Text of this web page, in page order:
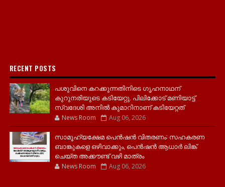
RECENT POSTS
പശുവിനെ കറക്കുന്നതിനിടെ ഗൃഹനാഥന്
കുറുനരിയുടെ കടിയേറ്റു. പിലിക്കോട് മണിയാട്ട്
സ്വദേശി അനിൽ കുമാറിനാണ് കടിയേറ്റത്
News Room Aug 06, 2026
സാമൂ​ഹ്യക്ഷേമ പെൻഷൻ വിതരണം: സഹകരണ
ബാങ്കുകളെ ഒഴിവാക്കും, പെൻഷൻ ആധാർ‌ ലിങ്ക്
ചെയ്ത അക്കൗണ്ട് വഴി മാത്രം
News Room Aug 06, 2026